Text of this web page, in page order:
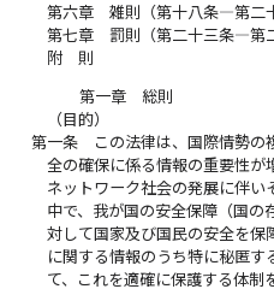
第六章 雑則（第十八条―第二
第七章 罰則（第二十三条―第
附 則
第一章 総則
（目的）
第一条
この法律は、国際情勢の
全の確保に係る情報の重要性が
ネットワーク社会の発展に伴い
中で、我が国の安全保障（国の
対して国家及び国民の安全を保
に関する情報のうち特に秘匿
て、これを適確に保護する体制